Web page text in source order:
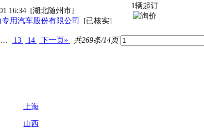
16:34 [湖北随州市]
专用汽车股份有限公司
[已核实]
1辆起订
… 13 14 下一页» 共269条/14页
上海
山西